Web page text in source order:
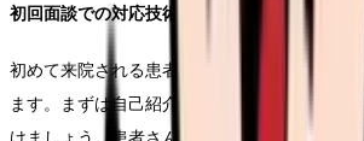
初回面談での対応技術
初めて来院される患者さんに対しては、特に
ます。まずは自己紹介から始め、明るく温か